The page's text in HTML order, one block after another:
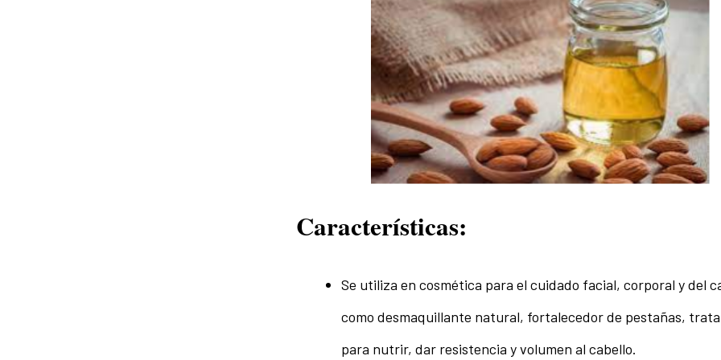
Características:
Se utiliza en cosmética para el cuidado facial, corporal y del
como desmaquillante natural, fortalecedor de pestañas,
para nutrir, dar resistencia y volumen al cabello.